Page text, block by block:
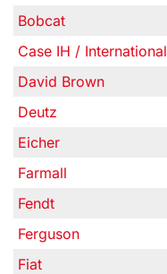
Bobcat
Case IH / International
David Brown
Deutz
Eicher
Farmall
Fendt
Ferguson
Fiat